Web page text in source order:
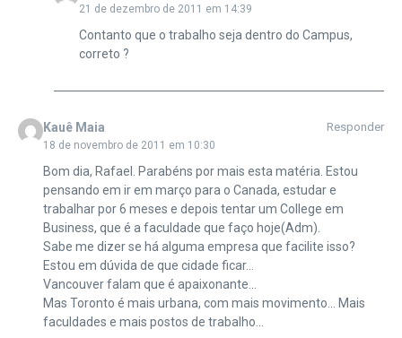
21 de dezembro de 2011 em 14:39
Contanto que o trabalho seja dentro do Campus,
correto ?
Kauê Maia
18 de novembro de 2011 em 10:30
Responder
Bom dia, Rafael. Parabéns por mais esta matéria. Estou
pensando em ir em março para o Canada, estudar e
trabalhar por 6 meses e depois tentar um College em
Business, que é a faculdade que faço hoje(Adm).
Sabe me dizer se há alguma empresa que facilite isso?
Estou em dúvida de que cidade ficar…
Vancouver falam que é apaixonante…
Mas Toronto é mais urbana, com mais movimento… Mais
faculdades e mais postos de trabalho…